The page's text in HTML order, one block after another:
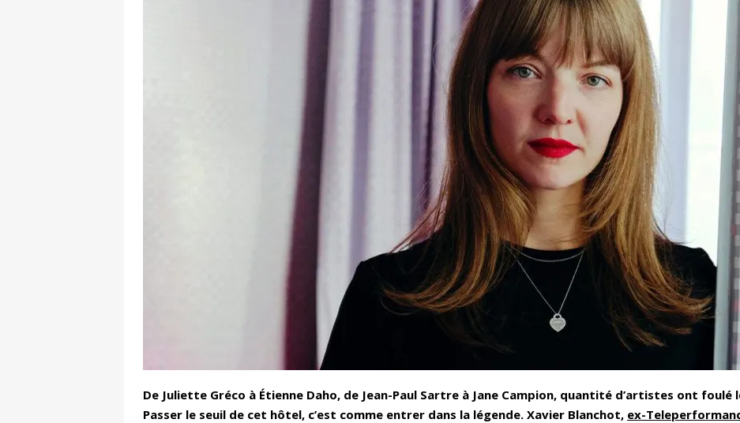
LinkedIn Twitter Bluesky
De Juliette Gréco à Étienne Daho, de Jean-Paul Sartre à Jane Campion, quantité d’artistes ont foulé
Passer le seuil de cet hôtel, c’est comme entrer dans la légende. Xavier Blanchot, ex-